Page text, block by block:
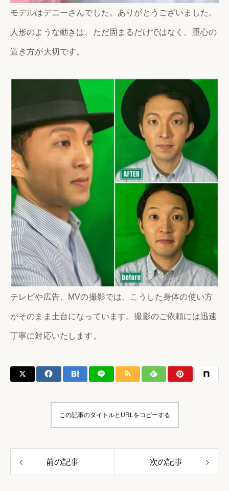
モデルはデニーさんでした。ありがとうございました。
人形のような動きは、ただ固まるだけではなく、重心の
置き方が大切です。
テレビや広告、MVの撮影では、こうした身体の使い方
がそのまま土台になっています。撮影のご依頼には迅速
丁寧に対応いたします。
この記事のタイトルとURLをコピーする
前の記事 次の記事